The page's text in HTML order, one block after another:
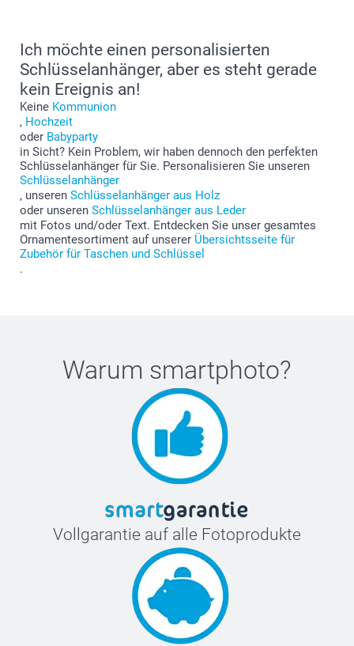
Ich möchte einen personalisierten
Schlüsselanhänger, aber es steht gerade
kein Ereignis an!
Keine Kommunion
, Hochzeit
oder Babyparty
in Sicht? Kein Problem, wir haben dennoch den perfekten
Schlüsselanhänger für Sie. Personalisieren Sie unseren
Schlüsselanhänger
, unseren Schlüsselanhänger aus Holz
oder unseren Schlüsselanhänger aus Leder
mit Fotos und/oder Text. Entdecken Sie unser gesamtes
Ornamentesortiment auf unserer Übersichtsseite für
Zubehör für Taschen und Schlüssel
.
Warum smartphoto?
Vollgarantie auf alle Fotoprodukte